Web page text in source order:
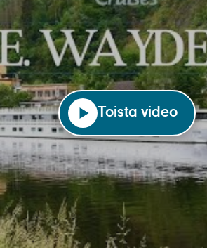
Toista video